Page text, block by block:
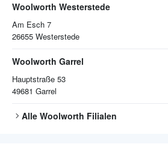
Woolworth Westerstede
Am Esch 7
26655 Westerstede
Woolworth Garrel
Hauptstraße 53
49681 Garrel
Alle Woolworth Filialen